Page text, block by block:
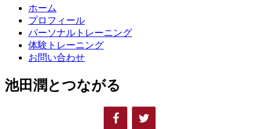
ホーム
プロフィール
パーソナルトレーニング
体験トレーニング
お問い合わせ
池田潤とつながる